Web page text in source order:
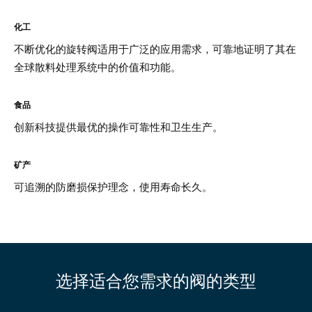
化工
不断优化的旋转阀适用于广泛的应用需求，可靠地证明了其在
全球散料处理系统中的价值和功能。
食品
创新科技提供最优的操作可靠性和卫生生产。
矿产
可追溯的防磨损保护理念，使用寿命长久。
选择适合您需求的阀的类型